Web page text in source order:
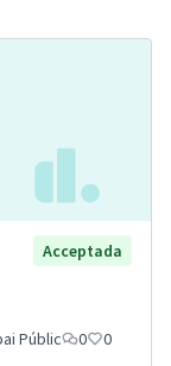
Acceptada
Públic 0 0